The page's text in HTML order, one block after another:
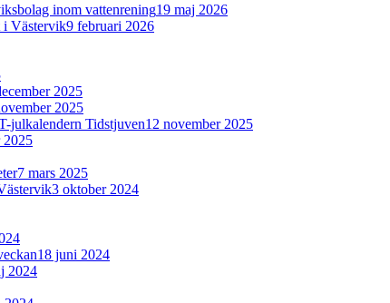
inom vattenrening19 maj 2026
i Västervik9 februari 2026
2025
2025
julkalendern Tidstjuven12 november 2025
2025
7 mars 2025
3 oktober 2024
18 juni 2024
2024